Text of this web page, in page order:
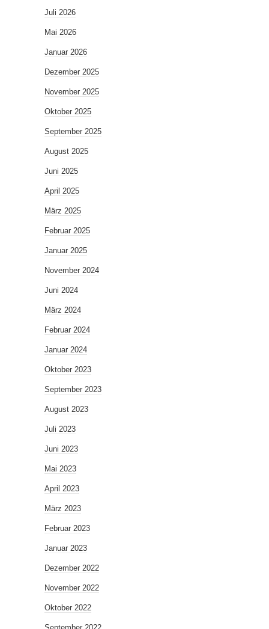
Juli 2026
Mai 2026
Januar 2026
Dezember 2025
November 2025
Oktober 2025
September 2025
August 2025
Juni 2025
April 2025
März 2025
Februar 2025
Januar 2025
November 2024
Juni 2024
März 2024
Februar 2024
Januar 2024
Oktober 2023
September 2023
August 2023
Juli 2023
Juni 2023
Mai 2023
April 2023
März 2023
Februar 2023
Januar 2023
Dezember 2022
November 2022
Oktober 2022